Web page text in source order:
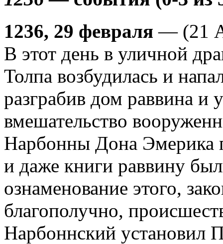
1236, 29 февраля — (21
В этот день в уличной
Толпа возбудилась и
разграбив дом раввина и
вмешательство
Нарбонны Дона Эмерика
и даже книги раввину
ознаменование этого,
благополучно,
Нарбоннский установил